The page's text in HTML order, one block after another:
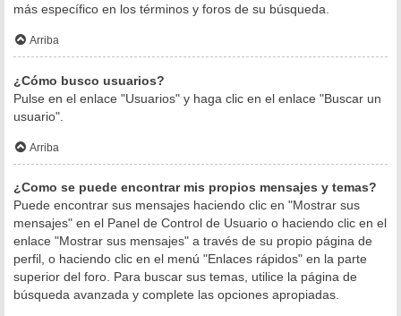
más específico en los términos y foros de su búsqueda.
Arriba
¿Cómo busco usuarios?
Pulse en el enlace "Usuarios" y haga clic en el enlace "Buscar un
usuario".
Arriba
¿Como se puede encontrar mis propios mensajes y temas?
Puede encontrar sus mensajes haciendo clic en "Mostrar sus
mensajes" en el Panel de Control de Usuario o haciendo clic en el
enlace "Mostrar sus mensajes" a través de su propio página de
perfil, o haciendo clic en el menú "Enlaces rápidos" en la parte
superior del foro. Para buscar sus temas, utilice la página de
búsqueda avanzada y complete las opciones apropiadas.